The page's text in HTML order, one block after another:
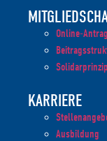
Online-Antrag
Solidarprinzip
KARRIERE
Ausbildung